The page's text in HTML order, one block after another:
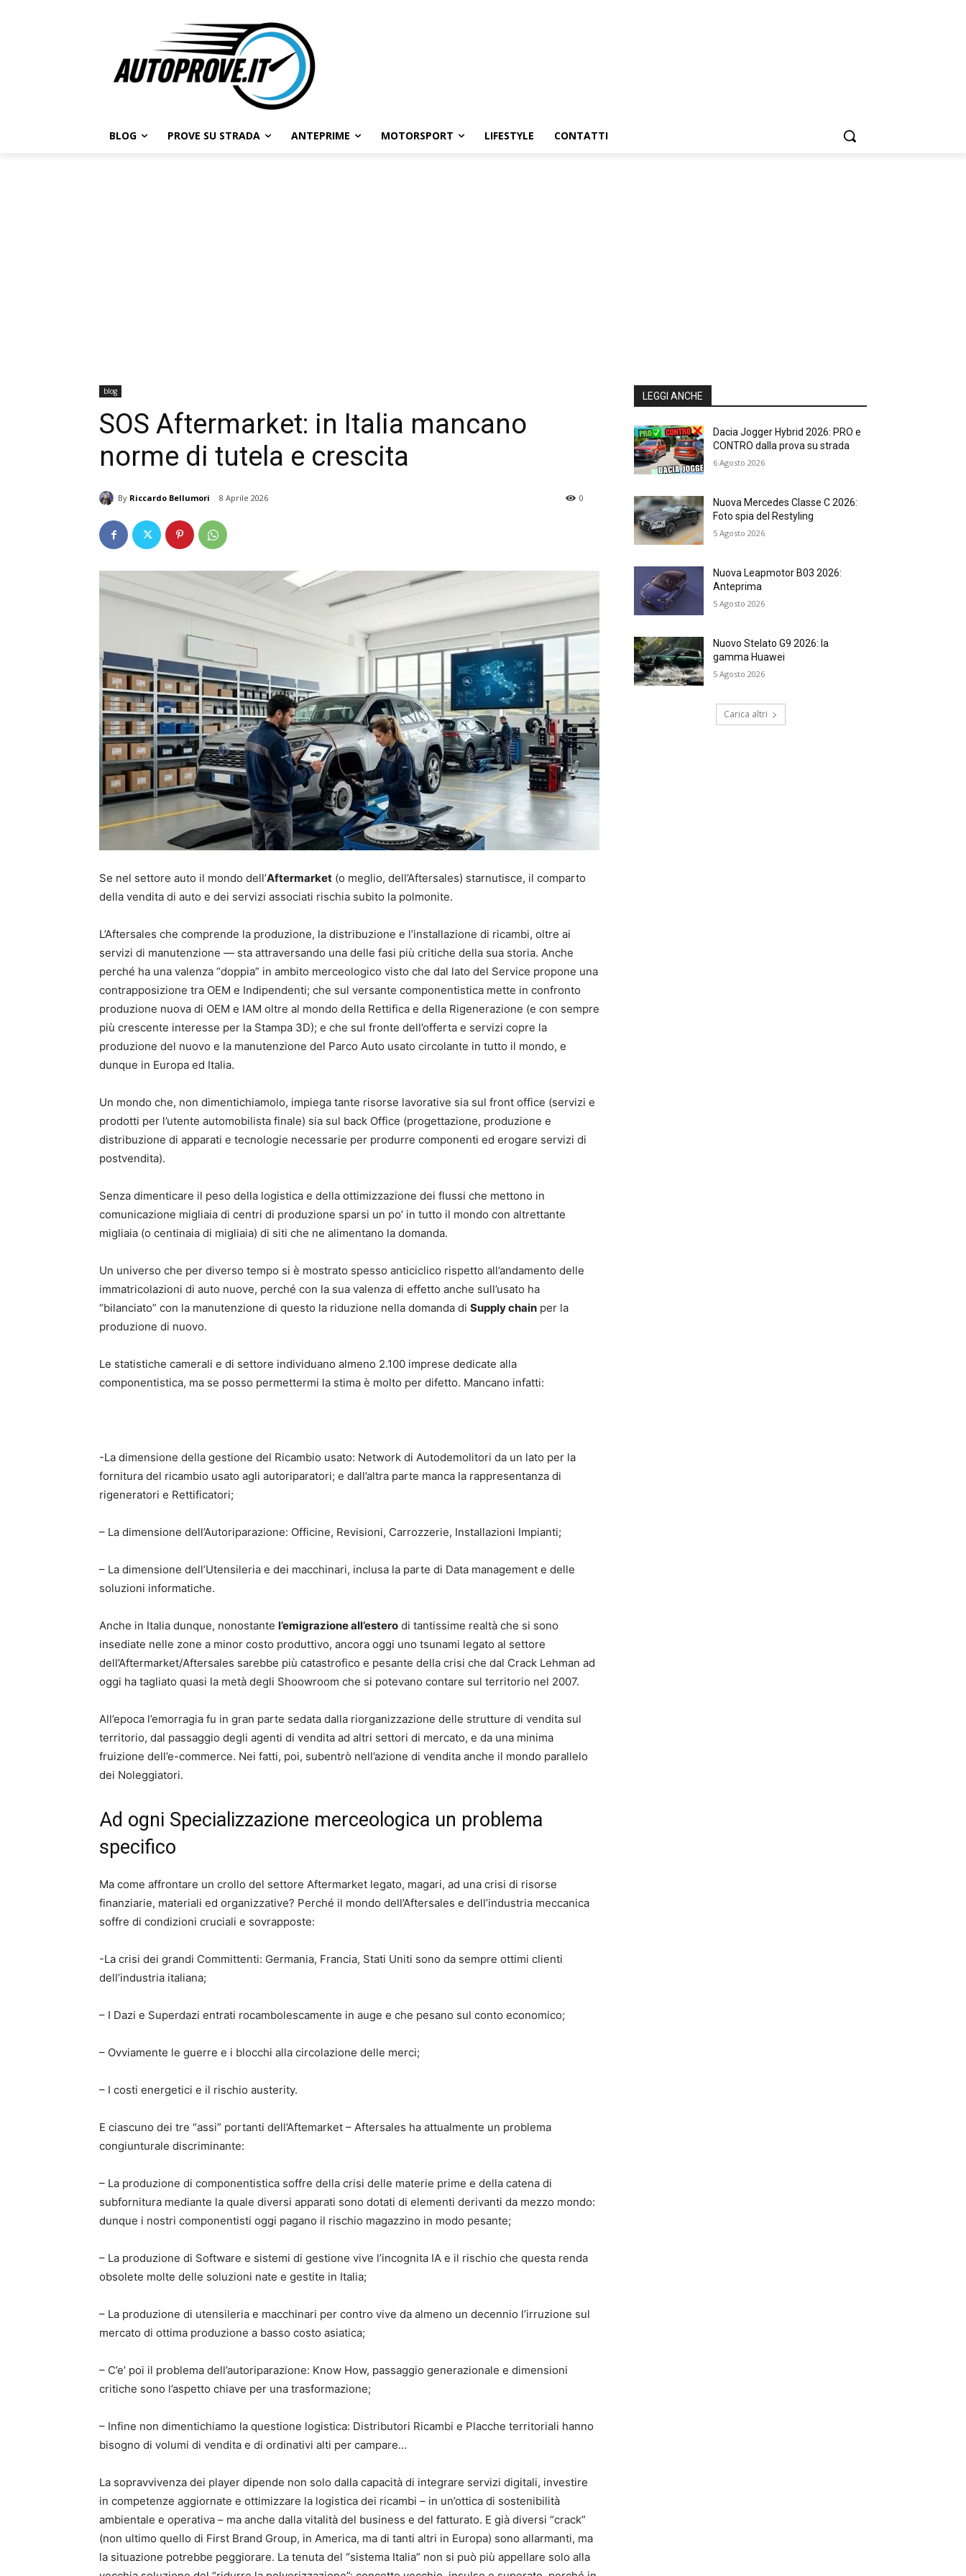
BLOG PROVE SU STRADA ANTEPRIME MOTORSPORT LIFESTYLE CONTATTI
blog
SOS Aftermarket: in Italia mancano
norme di tutela e crescita
By Riccardo Bellumori 8 Aprile 2026 0
Se nel settore auto il mondo dell’Aftermarket (o meglio, dell’Aftersales) starnutisce, il comparto
della vendita di auto e dei servizi associati rischia subito la polmonite.
L’Aftersales che comprende la produzione, la distribuzione e l’installazione di ricambi, oltre ai
servizi di manutenzione — sta attraversando una delle fasi più critiche della sua storia. Anche
perché ha una valenza “doppia” in ambito merceologico visto che dal lato del Service propone una
contrapposizione tra OEM e Indipendenti; che sul versante componentistica mette in confronto
produzione nuova di OEM e IAM oltre al mondo della Rettifica e della Rigenerazione (e con sempre
più crescente interesse per la Stampa 3D); e che sul fronte dell’offerta e servizi copre la
produzione del nuovo e la manutenzione del Parco Auto usato circolante in tutto il mondo, e
dunque in Europa ed Italia.
Un mondo che, non dimentichiamolo, impiega tante risorse lavorative sia sul front office (servizi e
prodotti per l’utente automobilista finale) sia sul back Office (progettazione, produzione e
distribuzione di apparati e tecnologie necessarie per produrre componenti ed erogare servizi di
postvendita).
Senza dimenticare il peso della logistica e della ottimizzazione dei flussi che mettono in
comunicazione migliaia di centri di produzione sparsi un po’ in tutto il mondo con altrettante
migliaia (o centinaia di migliaia) di siti che ne alimentano la domanda.
Un universo che per diverso tempo si è mostrato spesso anticiclico rispetto all’andamento delle
immatricolazioni di auto nuove, perché con la sua valenza di effetto anche sull’usato ha
“bilanciato” con la manutenzione di questo la riduzione nella domanda di Supply chain per la
produzione di nuovo.
Le statistiche camerali e di settore individuano almeno 2.100 imprese dedicate alla
componentistica, ma se posso permettermi la stima è molto per difetto. Mancano infatti:
-La dimensione della gestione del Ricambio usato: Network di Autodemolitori da un lato per la
fornitura del ricambio usato agli autoriparatori; e dall’altra parte manca la rappresentanza di
rigeneratori e Rettificatori;
– La dimensione dell’Autoriparazione: Officine, Revisioni, Carrozzerie, Installazioni Impianti;
– La dimensione dell’Utensileria e dei macchinari, inclusa la parte di Data management e delle
soluzioni informatiche.
Anche in Italia dunque, nonostante l’emigrazione all’estero di tantissime realtà che si sono
insediate nelle zone a minor costo produttivo, ancora oggi uno tsunami legato al settore
dell’Aftermarket/Aftersales sarebbe più catastrofico e pesante della crisi che dal Crack Lehman ad
oggi ha tagliato quasi la metà degli Shoowroom che si potevano contare sul territorio nel 2007.
All’epoca l’emorragia fu in gran parte sedata dalla riorganizzazione delle strutture di vendita sul
territorio, dal passaggio degli agenti di vendita ad altri settori di mercato, e da una minima
fruizione dell’e-commerce. Nei fatti, poi, subentrò nell’azione di vendita anche il mondo parallelo
dei Noleggiatori.
Ad ogni Specializzazione merceologica un problema
specifico
Ma come affrontare un crollo del settore Aftermarket legato, magari, ad una crisi di risorse
finanziarie, materiali ed organizzative? Perché il mondo dell’Aftersales e dell’industria meccanica
soffre di condizioni cruciali e sovrapposte:
​-La crisi dei grandi Committenti: Germania, Francia, Stati Uniti sono da sempre ottimi clienti
dell’industria italiana;
– I Dazi e Superdazi entrati rocambolescamente in auge e che pesano sul conto economico;
– Ovviamente le guerre e i blocchi alla circolazione delle merci;
– I costi energetici e il rischio austerity.
E ciascuno dei tre “assi” portanti dell’Aftemarket – Aftersales ha attualmente un problema
congiunturale discriminante:
– La produzione di componentistica soffre della crisi delle materie prime e della catena di
subfornitura mediante la quale diversi apparati sono dotati di elementi derivanti da mezzo mondo:
dunque i nostri componentisti oggi pagano il rischio magazzino in modo pesante;
– La produzione di Software e sistemi di gestione vive l’incognita IA e il rischio che questa renda
obsolete molte delle soluzioni nate e gestite in Italia;
– La produzione di utensileria e macchinari per contro vive da almeno un decennio l’irruzione sul
mercato di ottima produzione a basso costo asiatica;
– C’e’ poi il problema dell’autoriparazione: Know How, passaggio generazionale e dimensioni
critiche sono l’aspetto chiave per una trasformazione;
– Infine non dimentichiamo la questione logistica: Distributori Ricambi e Placche territoriali hanno
bisogno di volumi di vendita e di ordinativi alti per campare…
La sopravvivenza dei player dipende non solo dalla capacità di integrare servizi digitali, investire
in competenze aggiornate e ottimizzare la logistica dei ricambi – in un’ottica di sostenibilità
ambientale e operativa – ma anche dalla vitalità del business e del fatturato. E già diversi “crack”
(non ultimo quello di First Brand Group, in America, ma di tanti altri in Europa) sono allarmanti, ma
la situazione potrebbe peggiorare. La tenuta del “sistema Italia” non si può più appellare solo alla
LEGGI ANCHE
Dacia Jogger Hybrid 2026: PRO e
CONTRO dalla prova su strada
6 Agosto 2026
Nuova Mercedes Classe C 2026:
Foto spia del Restyling
5 Agosto 2026
Nuova Leapmotor B03 2026:
Anteprima
5 Agosto 2026
Nuovo Stelato G9 2026: la
gamma Huawei
5 Agosto 2026
Carica altri